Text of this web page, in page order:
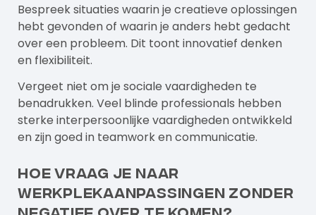
Bespreek situaties waarin je creatieve oplossingen
hebt gevonden of waarin je anders hebt gedacht
over een probleem. Dit toont innovatief denken
en flexibiliteit.
Vergeet niet om je sociale vaardigheden te
benadrukken. Veel blinde professionals hebben
sterke interpersoonlijke vaardigheden ontwikkeld
en zijn goed in teamwork en communicatie.
Hoe vraag je naar
werkplekaanpassingen zonder
negatief over te komen?